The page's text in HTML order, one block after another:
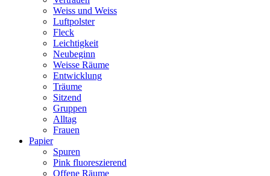
Weiss und Weiss
Luftpolster
Fleck
Leichtigkeit
Neubeginn
Weisse Räume
Entwicklung
Träume
Sitzend
Gruppen
Alltag
Frauen
Papier
Spuren
Pink fluoreszierend
Offene Räume